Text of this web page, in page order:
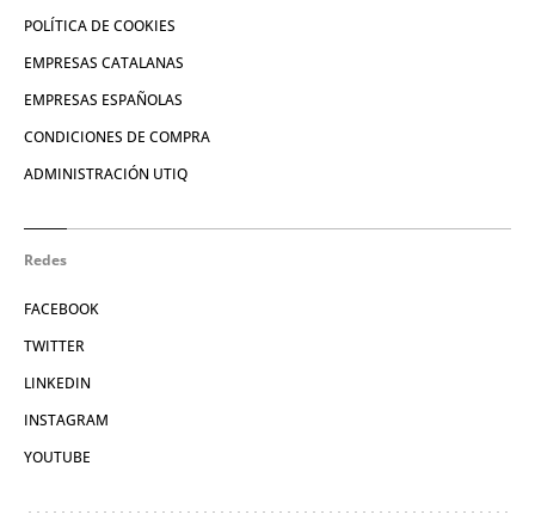
POLÍTICA DE COOKIES
EMPRESAS CATALANAS
EMPRESAS ESPAÑOLAS
CONDICIONES DE COMPRA
ADMINISTRACIÓN UTIQ
Redes
FACEBOOK
TWITTER
LINKEDIN
INSTAGRAM
YOUTUBE